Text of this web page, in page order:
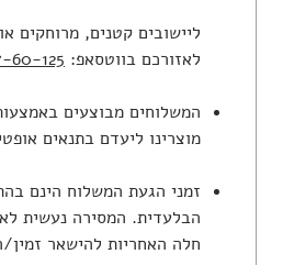
ליישובים קטנים, מרוחקים
לאזורכם בווטסאפ: 60-125
המשלוחים מבוצעים
מוצרינו ליעדם בתנאים
זמני הגעת המשלוח הינם
הבלעדית. המסירה נעשית
חלה האחריות להישאר